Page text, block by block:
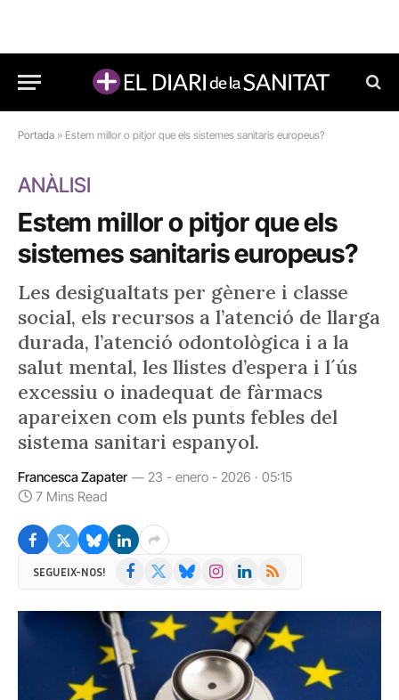
Portada » Estem millor o pitjor que els sistemes sanitaris europeus?
ANÀLISI
Estem millor o pitjor que els
sistemes sanitaris europeus?
Les desigualtats per gènere i classe
social, els recursos a l’atenció de llarga
durada, l’atenció odontològica i a la
salut mental, les llistes d’espera i l´ús
excessiu o inadequat de fàrmacs
apareixen com els punts febles del
sistema sanitari espanyol.
Francesca Zapater
23 - enero - 2026 · 05:15
7 Mins Read
SEGUEIX-NOS! Facebook BlueskyInstagramLinkedIn
RSS